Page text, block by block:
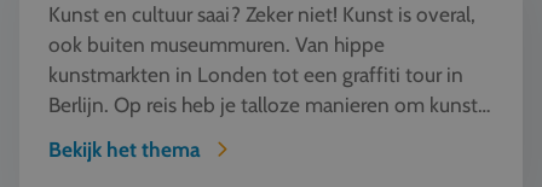
Kunst en cultuur saai? Zeker niet! Kunst is overal,
ook buiten museummuren. Van hippe
kunstmarkten in Londen tot een graffiti tour in
Berlijn. Op reis heb je talloze manieren om kunst
te beleven en...
Bekijk het thema